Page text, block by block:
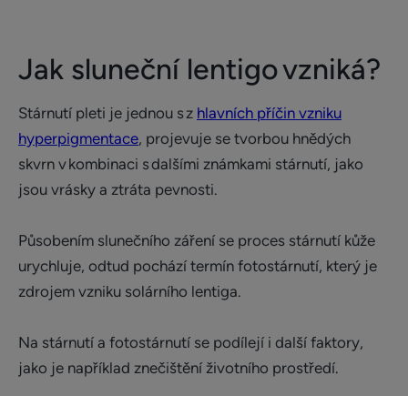
Jak sluneční lentigo vzniká?
Stárnutí pleti je jednou s z hlavních příčin vzniku
hyperpigmentace, projevuje se tvorbou hnědých
skvrn v kombinaci s dalšími známkami stárnutí, jako
jsou vrásky a ztráta pevnosti.
Působením slunečního záření se proces stárnutí kůže
urychluje, odtud pochází termín fotostárnutí, který je
zdrojem vzniku solárního lentiga.
Na stárnutí a fotostárnutí se podílejí i další faktory,
jako je například znečištění životního prostředí.